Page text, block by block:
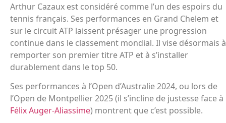
Arthur Cazaux est considéré comme l’un des espoirs du
tennis français. Ses performances en Grand Chelem et
sur le circuit ATP laissent présager une progression
continue dans le classement mondial. Il vise désormais à
remporter son premier titre ATP et à s’installer
durablement dans le top 50.
Ses performances à l’Open d’Australie 2024, ou lors de
l’Open de Montpellier 2025 (il s’incline de justesse face à
Félix Auger-Aliassime) montrent que c’est possible.